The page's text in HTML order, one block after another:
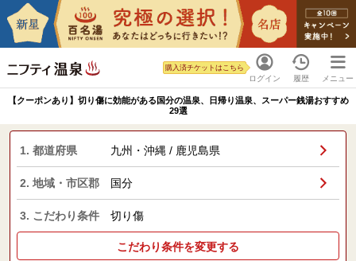
ログイン
購入済チケットはこちら
履歴 メニュー
【クーポンあり】切り傷に効能がある国分の温泉、日帰り温泉、スーパー銭湯おすすめ
29選
1. 都道府県 九州・沖縄 / 鹿児島県
2. 地域・市区郡 国分
3. こだわり条件 切り傷
こだわり条件を変更する